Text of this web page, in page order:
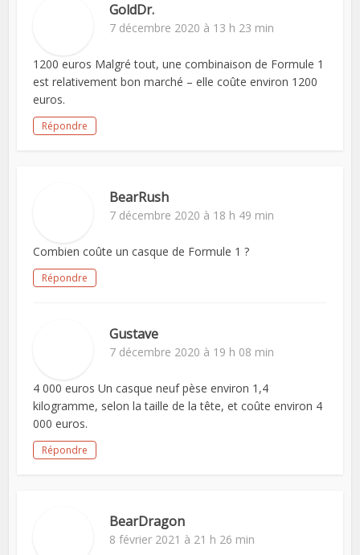
GoldDr.
7 décembre 2020 à 13 h 23 min
1200 euros Malgré tout, une combinaison de Formule 1
est relativement bon marché – elle coûte environ 1200
euros.
Répondre
BearRush
7 décembre 2020 à 18 h 49 min
Combien coûte un casque de Formule 1 ?
Répondre
Gustave
7 décembre 2020 à 19 h 08 min
4 000 euros Un casque neuf pèse environ 1,4
kilogramme, selon la taille de la tête, et coûte environ 4
000 euros.
Répondre
BearDragon
8 février 2021 à 21 h 26 min